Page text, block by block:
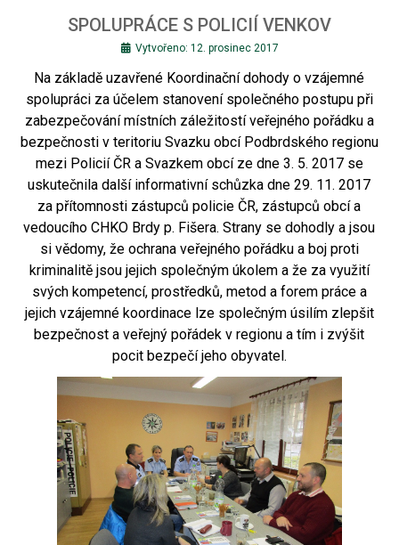
SPOLUPRÁCE S POLICIÍ VENKOV
Vytvořeno: 12. prosinec 2017
Na základě uzavřené Koordinační dohody o vzájemné
spolupráci za účelem stanovení společného postupu při
zabezpečování místních záležitostí veřejného pořádku a
bezpečnosti v teritoriu Svazku obcí Podbrdského regionu
mezi Policií ČR a Svazkem obcí ze dne 3. 5. 2017 se
uskutečnila další informativní schůzka dne 29. 11. 2017
za přítomnosti zástupců policie ČR, zástupců obcí a
vedoucího CHKO Brdy p. Fišera. Strany se dohodly a jsou
si vědomy, že ochrana veřejného pořádku a boj proti
kriminalitě jsou jejich společným úkolem a že za využití
svých kompetencí, prostředků, metod a forem práce a
jejich vzájemné koordinace lze společným úsilím zlepšit
bezpečnost a veřejný pořádek v regionu a tím i zvýšit
pocit bezpečí jeho obyvatel.